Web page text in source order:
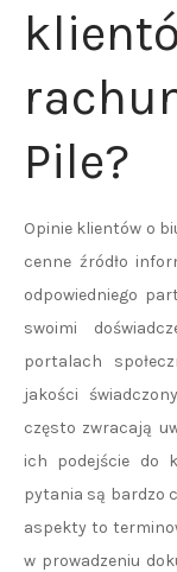
Pile?
Opinie klientów o
cenne źródło
odpowiedniego
swoimi
portalach
jakości
często zwracają
ich podejście do
pytania są bardzo
aspekty to
w prowadzeniu